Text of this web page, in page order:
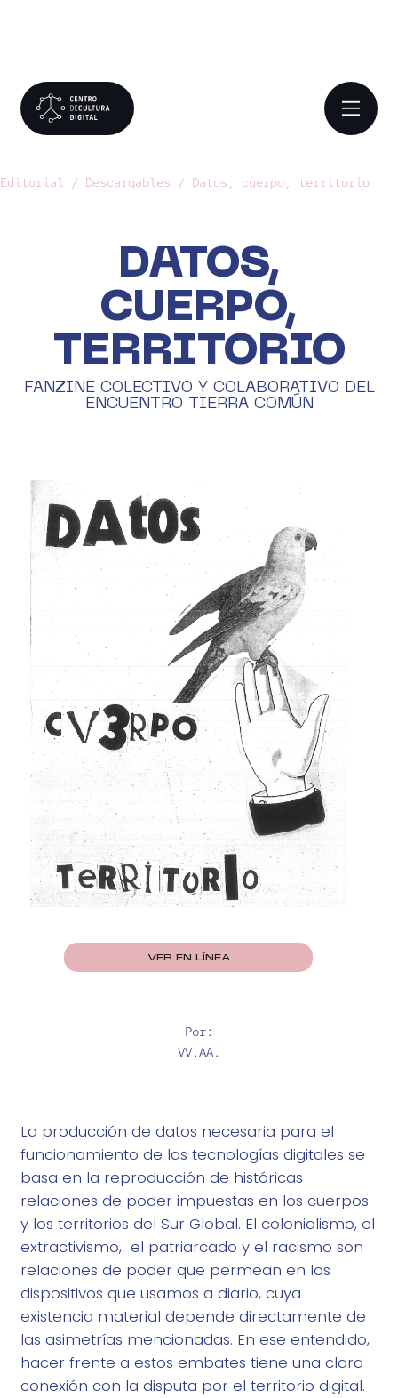
Editorial / Descargables / Datos, cuerpo, territorio
DATOS,
CUERPO,
TERRITORIO
FANZINE COLECTIVO Y COLABORATIVO DEL
ENCUENTRO TIERRA COMÚN
VER EN LÍNEA
Por:
VV.AA.
La producción de datos necesaria para el
funcionamiento de las tecnologías digitales se
basa en la reproducción de históricas
relaciones de poder impuestas en los cuerpos
y los territorios del Sur Global. El colonialismo, el
extractivismo, el patriarcado y el racismo son
relaciones de poder que permean en los
dispositivos que usamos a diario, cuya
existencia material depende directamente de
las asimetrías mencionadas. En ese entendido,
hacer frente a estos embates tiene una clara
conexión con la disputa por el territorio digital.